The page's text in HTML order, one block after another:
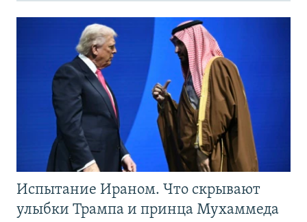
Испытание Ираном. Что скрывают
улыбки Трампа и принца Мухаммеда